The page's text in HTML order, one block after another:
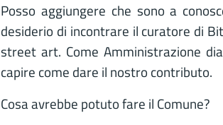
Posso aggiungere che sono a
desiderio di incontrare il curatore di
street art. Come Amministrazione
capire come dare il nostro contributo.
Cosa avrebbe potuto fare il Comune?